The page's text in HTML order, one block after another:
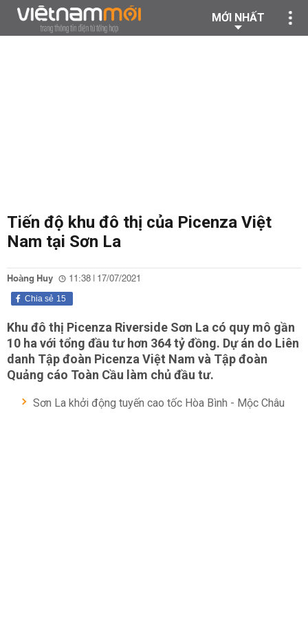
MỚI NHẤT
Tiến độ khu đô thị của Picenza Việt
Nam tại Sơn La
Hoàng Huy 11:38 | 17/07/2021
15
Chia sẻ
Khu đô thị Picenza Riverside Sơn La có quy mô gần
10 ha với tổng đầu tư hơn 364 tỷ đồng. Dự án do Liên
danh Tập đoàn Picenza Việt Nam và Tập đoàn
Quảng cáo Toàn Cầu làm chủ đầu tư.
Sơn La khởi động tuyến cao tốc Hòa Bình - Mộc Châu